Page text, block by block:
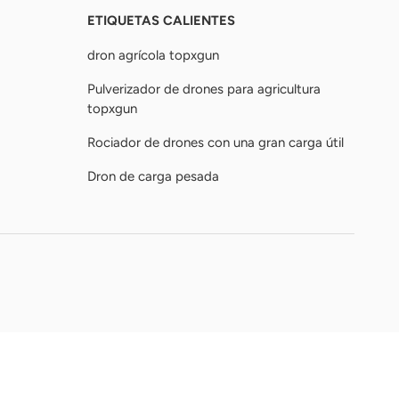
ETIQUETAS CALIENTES
dron agrícola topxgun
Pulverizador de drones para agricultura
topxgun
Rociador de drones con una gran carga útil
Dron de carga pesada